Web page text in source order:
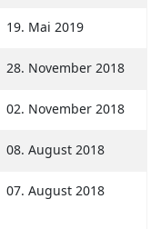
19. Mai 2019
28. November 2018
02. November 2018
08. August 2018
07. August 2018